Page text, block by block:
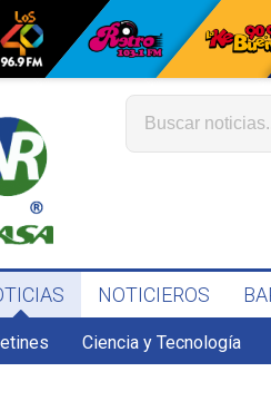
NOTICIEROS
Ciencia y Tecnología